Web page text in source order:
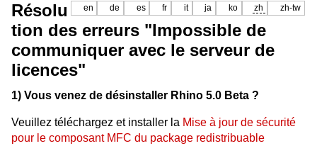
en de es fr it ja ko zh zh-tw
Résolu
tion des erreurs "Impossible de
communiquer avec le serveur de
licences"
1) Vous venez de désinstaller Rhino 5.0 Beta ?
Veuillez téléchargez et installer la Mise à jour de sécurité
pour le composant MFC du package redistribuable